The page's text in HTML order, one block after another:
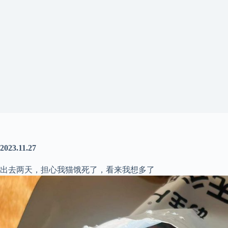
2023.11.27
出去两天，担心我猫饿死了，看来我想多了